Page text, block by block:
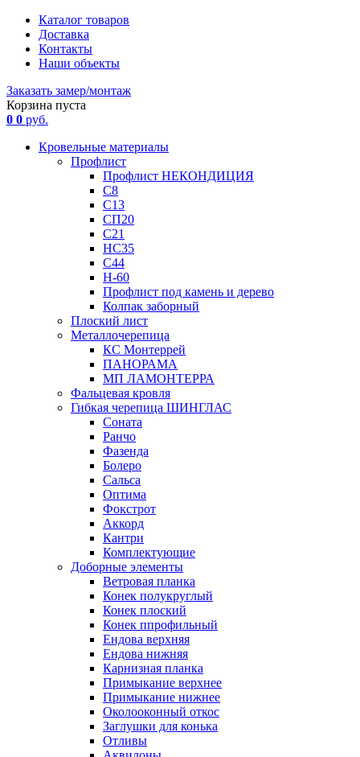
Каталог товаров
Доставка
Контакты
Наши объекты
Заказать замер/монтаж
Корзина пуста
0 0 руб.
Кровельные материалы
Профлист
Профлист НЕКОНДИЦИЯ
С8
С13
СП20
С21
НС35
С44
Н-60
Профлист под камень и дерево
Колпак заборный
Плоский лист
Металлочерепица
КС Монтеррей
ПАНОРАМА
МП ЛАМОНТЕРРА
Фальцевая кровля
Гибкая черепица ШИНГЛАС
Соната
Ранчо
Фазенда
Болеро
Сальса
Оптима
Фокстрот
Аккорд
Кантри
Комплектующие
Доборные элементы
Ветровая планка
Конек полукруглый
Конек плоский
Конек ппрофильный
Ендова верхняя
Ендова нижняя
Карнизная планка
Примыкание верхнее
Примыкание нижнее
Околооконный откос
Заглушки для конька
Отливы